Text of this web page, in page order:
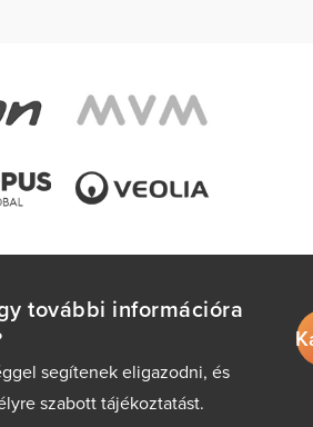
további információra
segítenek eligazodni, és
szabott tájékoztatást.